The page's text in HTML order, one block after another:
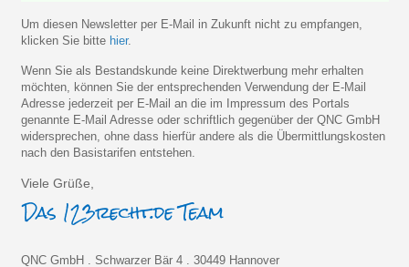
Um diesen Newsletter per E-Mail in Zukunft nicht zu empfangen,
klicken Sie bitte hier.
Wenn Sie als Bestandskunde keine Direktwerbung mehr erhalten
möchten, können Sie der entsprechenden Verwendung der E-Mail
Adresse jederzeit per E-Mail an die im Impressum des Portals
genannte E-Mail Adresse oder schriftlich gegenüber der QNC GmbH
widersprechen, ohne dass hierfür andere als die Übermittlungskosten
nach den Basistarifen entstehen.
Viele Grüße,
QNC GmbH . Schwarzer Bär 4 . 30449 Hannover